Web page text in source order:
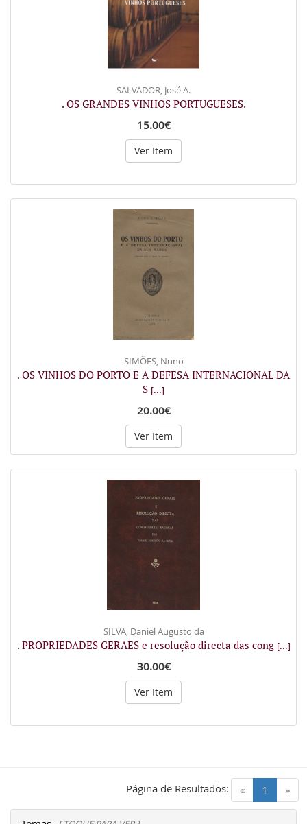
SALVADOR, José A.
. OS GRANDES VINHOS PORTUGUESES.
15.00€
Ver Item
SIMÕES, Nuno
. OS VINHOS DO PORTO E A DEFESA INTERNACIONAL DA
S [...]
20.00€
Ver Item
SILVA, Daniel Augusto da
. PROPRIEDADES GERAES e resolução directa das cong [...]
30.00€
Ver Item
« 1 (current)
»
Página de Resultados: